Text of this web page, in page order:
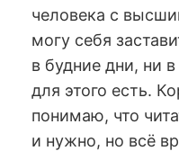
человека с
могу себя
в будние дни, ни
для этого есть.
понимаю, что
и нужно, но всё